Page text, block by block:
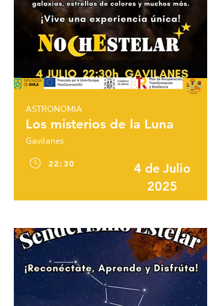
ASTRONOMIA
Los misterios de la Luna
Gavilanes
22:30
4 de Julio
2025